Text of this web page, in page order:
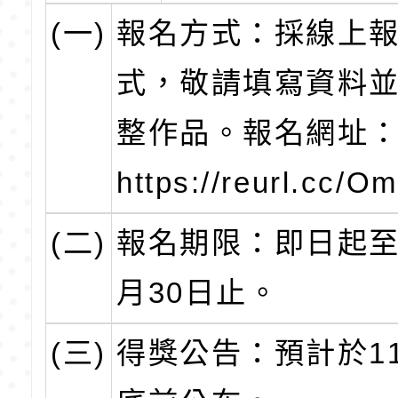
(一) 報名方式：採線上
式，敬請填寫資料
整作品。報名網址
https://reurl.cc/
(二) 報名期限：即日起
月30日止。
(三) 得獎公告：預計於